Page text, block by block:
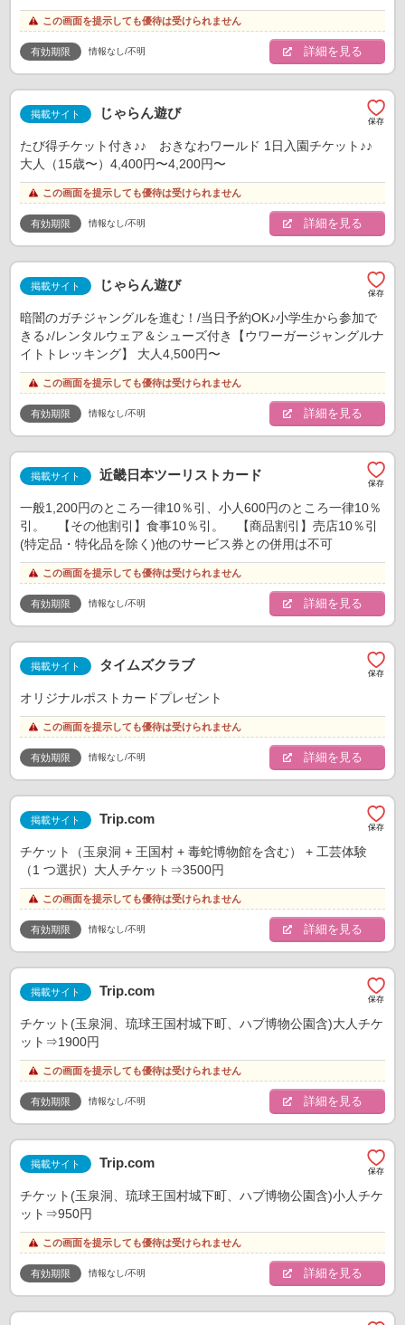
有効期限 情報なし/不明 詳細を見る
この画面を提示しても優待は受けられません
掲載サイト じゃらん遊び
有効期限 情報なし/不明
たび得チケット付き♪♪ おきなわワールド 1日入園チケット♪♪
大人（15歳〜）4,400円〜4,200円〜
詳細を見る
この画面を提示しても優待は受けられません
掲載サイト じゃらん遊び
有効期限 情報なし/不明
暗闇のガチジャングルを進む！/当日予約OK♪小学生から参加で
きる♪/レンタルウェア＆シューズ付き【ウワーガージャングルナ
イトトレッキング】 大人4,500円〜
詳細を見る
この画面を提示しても優待は受けられません
掲載サイト 近畿日本ツーリストカード
有効期限 情報なし/不明
一般1,200円のところ一律10％引、小人600円のところ一律10％
引。 【その他割引】食事10％引。 【商品割引】売店10％引
(特定品・特化品を除く)他のサービス券との併用は不可
詳細を見る
この画面を提示しても優待は受けられません
掲載サイト タイムズクラブ
有効期限 情報なし/不明
オリジナルポストカードプレゼント
詳細を見る
この画面を提示しても優待は受けられません
掲載サイト Trip.com
有効期限 情報なし/不明
チケット（玉泉洞 + 王国村 + 毒蛇博物館を含む） + 工芸体験
（1 つ選択）大人チケット⇒3500円
詳細を見る
この画面を提示しても優待は受けられません
掲載サイト Trip.com
有効期限 情報なし/不明
チケット(玉泉洞、琉球王国村城下町、ハブ博物公園含)大人チケ
ット⇒1900円
詳細を見る
この画面を提示しても優待は受けられません
掲載サイト Trip.com
有効期限 情報なし/不明
チケット(玉泉洞、琉球王国村城下町、ハブ博物公園含)小人チケ
ット⇒950円
詳細を見る
この画面を提示しても優待は受けられません